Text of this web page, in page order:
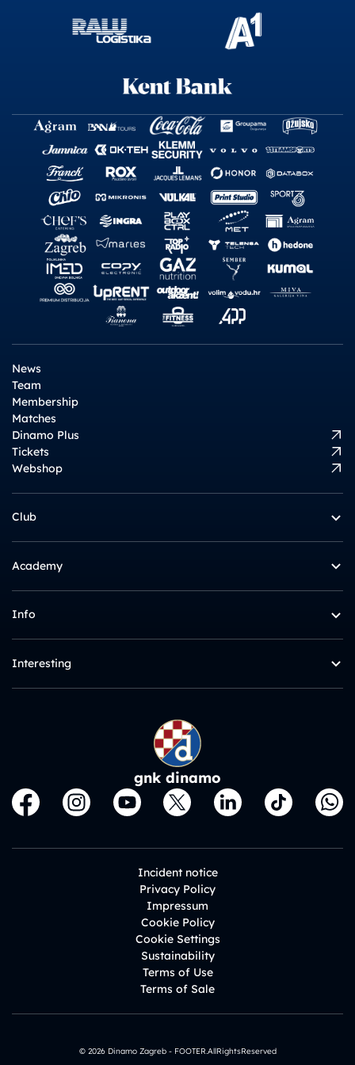
News
Team
Membership
Matches
Dinamo Plus
Tickets
Webshop
Club
Academy
Info
Interesting
gnk dinamo
Incident notice
Privacy Policy
Impressum
Cookie Policy
Cookie Settings
Sustainability
Terms of Use
Terms of Sale
© 2026 Dinamo Zagreb - FOOTER.AllRightsReserved